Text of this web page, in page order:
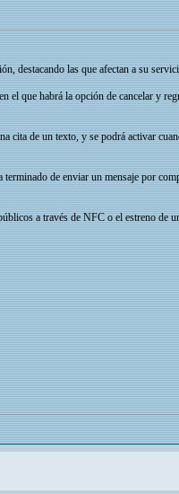
destacando las que afectan a su
el que habrá la opción de cancelar y
de un texto, y se podrá activar
de enviar un mensaje por
a través de NFC o el estreno de